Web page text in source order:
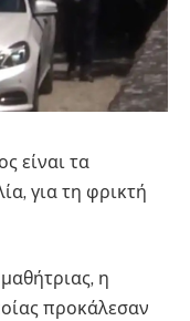
είναι τα
για τη φρικτή
η
προκάλεσαν